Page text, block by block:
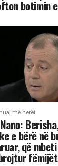
botimin
më herët
e bërë në
që
fëmijët